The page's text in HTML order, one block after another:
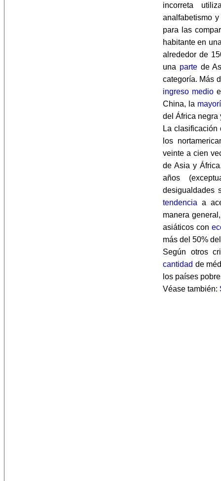
incorreta
analfabetismo
para las
habitante en
alrededor de
una partede
categoría. Más
ingreso medio
China, la
del África negra
La
los
veinte a cien
de Asia y
años
desigualdades
tendencia a
manera
asiáticos con
más del 50%
Según otros
cantidad de
los países
Véase también: